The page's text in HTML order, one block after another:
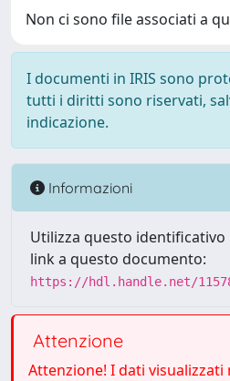
Non ci sono file associati a
I documenti in IRIS sono
tutti i diritti sono riservati,
indicazione.
Informazioni
Utilizza questo
link a questo documento:
https://hdl.handle.net/
Attenzione
Attenzione! I dati visualizzati